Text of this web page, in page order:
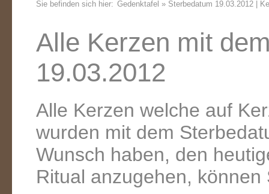
Sie befinden sich hier: Gedenktafel » Sterbedatum 19.03.2012 |
Alle Kerzen mit
19.03.2012
Alle Kerzen welche auf
wurden mit dem
Wunsch haben, den
Ritual anzugehen,